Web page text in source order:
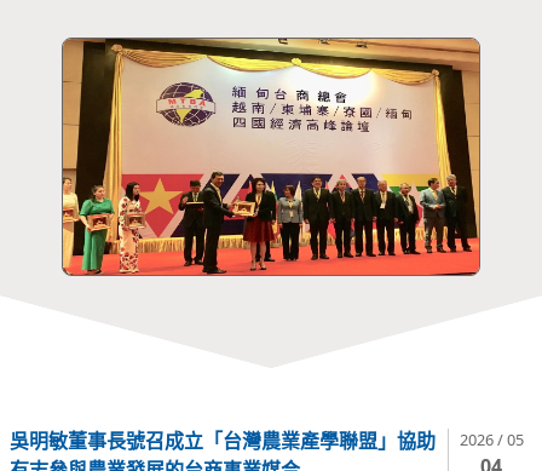
吳明敏董事長號召成立「台灣農業產學聯盟」協助
2026 / 05